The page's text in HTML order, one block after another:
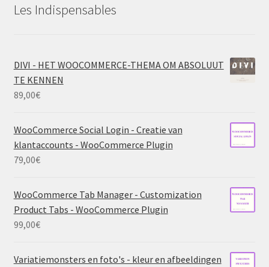
Les Indispensables
DIVI - HET WOOCOMMERCE-THEMA OM ABSOLUUT
TE KENNEN
89,00€
WooCommerce Social Login - Creatie van
klantaccounts - WooCommerce Plugin
79,00€
WooCommerce Tab Manager - Customization
Product Tabs - WooCommerce Plugin
99,00€
Variatiemonsters en foto's - kleur en afbeeldingen